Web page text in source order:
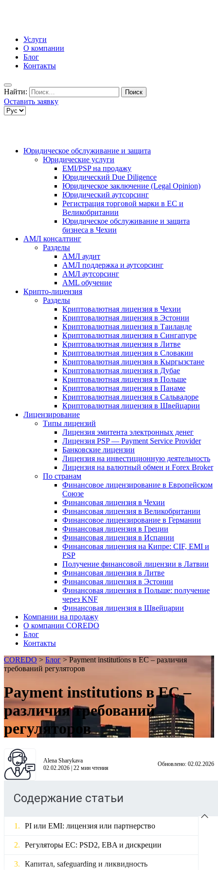
Услуги
О компании
Блог
Контакты
Найти:
Оставить заявку
Юридическое обслуживание и защита
Юридические услуги
EMI/PSP на продажу
Юридический Due Diligence
Юридическое заключение (Legal Opinion)
Юридический аутсорсинг
Регистрация торговой марки в ЕС и
Великобритании
Юридическое обслуживание и защита
бизнеса в Чехии
АМЛ консалтинг
Разделы
АМЛ аудит
АМЛ поддержка и аутсорсинг
АМЛ аутсорсинг
AML обучение
Крипто-лицензия
Разделы
Криптовалютная лицензия в Чехии
Криптовалютная лицензия в Эстонии
Криптовалютная лицензия в Таиланде
Криптовалютная лицензия в Сингапуре
Криптовалютная лицензия в Литве
Криптовалютная лицензия в Словакии
Криптовалютная лицензия в Кыргызстане
Криптовалютная лицензия в Дубае
Криптовалютная лицензия в Польше
Криптовалютная лицензия в Панаме
Криптовалютная лицензия в Сальвадоре
Криптовалютная лицензия в Швейцарии
Лицензирование
Типы лицензий
Лицензия эмитента электронных денег
Лицензия PSP — Payment Service Provider
Банковские лицензии
Лицензия на инвестиционную деятельность
Лицензия на валютный обмен и Forex Broker
По странам
Финансовое лицензирование в Европейском
Союзе
Финансовая лицензия в Чехии
Финансовая лицензия в Великобритании
Финансовое лицензирование в Германии
Финансовая лицензия в Греции
Финансовая лицензия в Испании
Финансовая лицензия на Кипре: CIF, EMI и
PSP
Получение финансовой лицензии в Латвии
Финансовая лицензия в Литве
Финансовая лицензия в Эстонии
Финансовая лицензия в Польше: получение
через KNF
Финансовая лицензия в Швейцарии
Компании на продажу
О компании COREDO
Блог
Контакты
COREDO > Блог >Payment institutions в ЕС – различия
требований регуляторов
Payment institutions в ЕС –
различия требований
регуляторов
Alena Sharykava
02.02.2026 | 22 мин чтения
Обновлено: 02.02.2026
Содержание статьи
PI или EMI: лицензия или партнерство
Регуляторы ЕС: PSD2, EBA и дискреции
Капитал, safeguarding и ликвидность